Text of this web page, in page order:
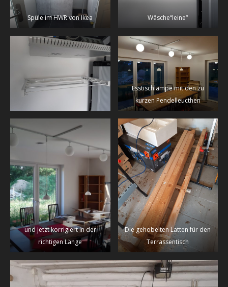
Spüle im HWR von Ikea Wäsche“leine“
Esstischlampe mit den zu
kurzen Pendelleucthen
und jetzt korrigiert in der
richtigen Länge
Die gehobelten Latten für den
Terrassentisch